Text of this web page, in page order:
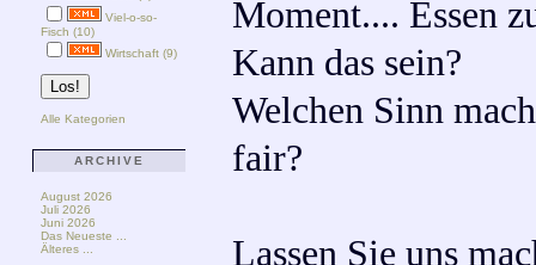
Viel-o-so-
Fisch (10)
Wirtschaft (9)
Alle Kategorien
ARCHIVE
August 2026
Juli 2026
Juni 2026
Das Neueste ...
Älteres ...
Moment.... Essen
Kann das sein?
Welchen Sinn
fair?
Lassen Sie uns